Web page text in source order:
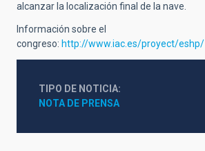
alcanzar la localización final de la nave.
Información sobre el
congreso: http://www.iac.es/proyect/eshp/
TIPO DE NOTICIA
NOTA DE PRENSA